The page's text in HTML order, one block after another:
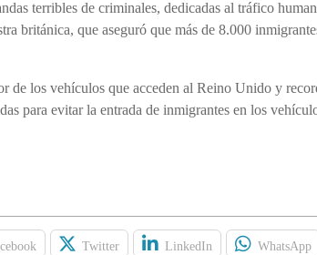
terribles de criminales, dedicadas al tráfico
británica, que aseguró que más de 8.000
de los vehículos que acceden al Reino Unido y
para evitar la entrada de inmigrantes en los
Twitter LinkedIn WhatsApp